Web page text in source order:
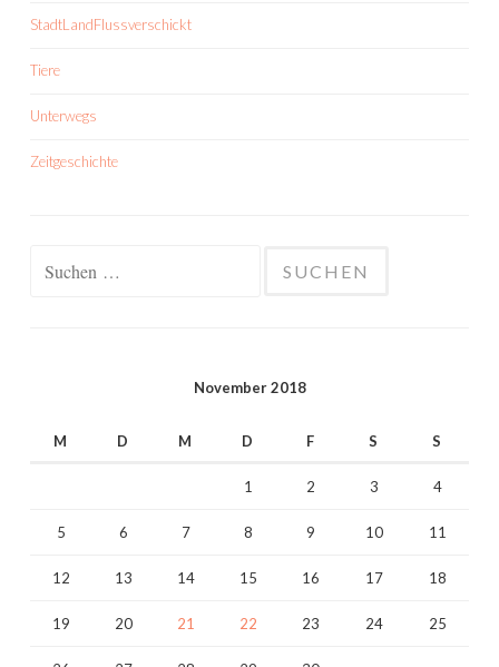
StadtLandFlussverschickt
Tiere
Unterwegs
Zeitgeschichte
November 2018
M D M D F S S
1 2 3 4
5 6 7 8 9 10 11
12 13 14 15 16 17 18
19 20 21 22 23 24 25